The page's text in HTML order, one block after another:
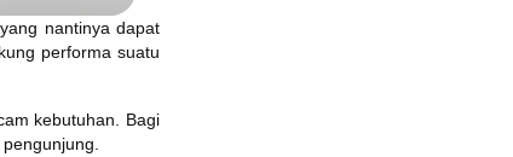
nantinya dapat
performa suatu
kebutuhan. Bagi